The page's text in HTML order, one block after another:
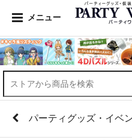
メニュー
パーティグッズ・イベ